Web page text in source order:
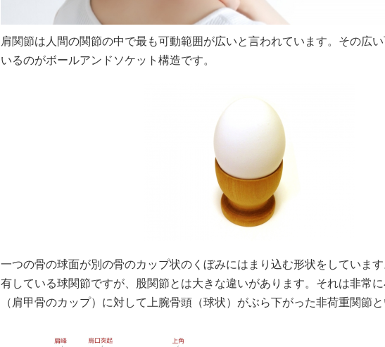
肩関節は人間の関節の中で最も可動範囲が広いと言われています。その広
いるのがボールアンドソケット構造です。
一つの骨の球面が別の骨のカップ状のくぼみにはまり込む形状をしていま
有している球関節ですが、股関節とは大きな違いがあります。それは非常
（肩甲骨のカップ）に対して上腕骨頭（球状）がぶら下がった非荷重関節と